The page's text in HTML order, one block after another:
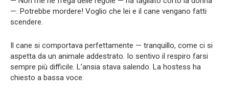
—. Potrebbe mordere! Voglio che lei e il cane vengano fatti
scendere.
Il cane si comportava perfettamente — tranquillo, come ci si
aspetta da un animale addestrato. Io sentivo il respiro farsi
sempre più difficile. L’ansia stava salendo. La hostess ha
chiesto a bassa voce: